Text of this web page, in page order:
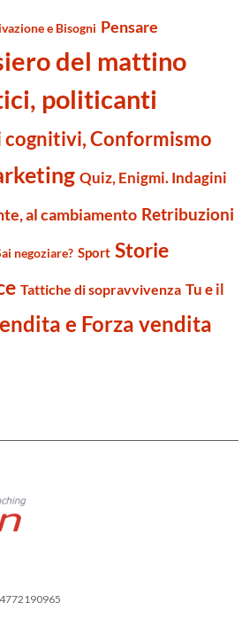
e Bisogni Pensare
del mattino
politicanti
cognitivi, Conformismo
Quiz, Enigmi. Indagini
al cambiamento Retribuzioni
negoziare? Sport Storie
Tattiche di sopravvivenza Tu e il
e Forza vendita